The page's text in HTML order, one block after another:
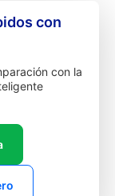
con
con la